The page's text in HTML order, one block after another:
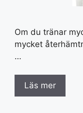
Om du tränar
mycket
…
Läs mer